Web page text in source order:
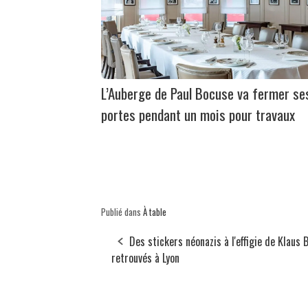
L’Auberge de Paul Bocuse va fermer
portes pendant un mois pour travaux
Publié dans À table
Des stickers néonazis à l'effigie de Klaus
retrouvés à Lyon